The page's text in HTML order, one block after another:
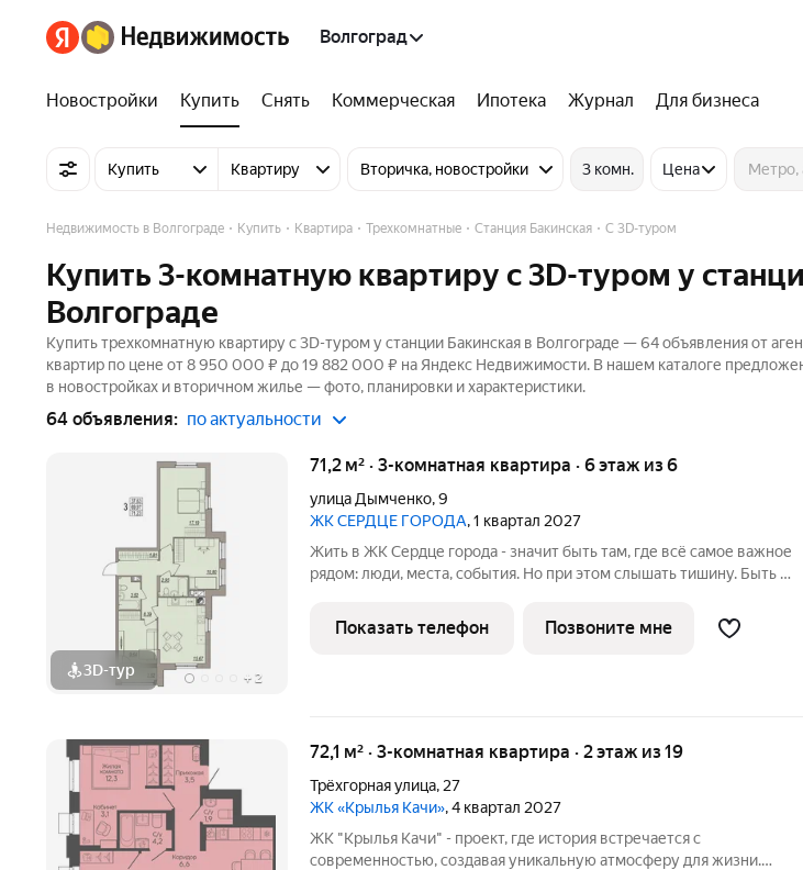
Волгоград
Новостройки Купить Снять Коммерческая Ипотека Журнал Для бизнеса
Купить Квартиру Вторичка, новостройки 3 комн. Цена
Недвижимость в Волгограде Купить Квартира Трехкомнатные Станция Бакинская C 3D-туром
Купить 3-комнатную квартиру c 3D-туром у
Волгограде
Купить трехкомнатную квартиру c 3D-туром у станции Бакинская в Волгограде — 64 объявления от
квартир по цене от 8 950 000 ₽ до 19 882 000 ₽ на Яндекс Недвижимости. В нашем каталоге
в новостройках и вторичном жилье — фото, планировки и характеристики.
64 объявления: по актуальности
3D-тур + 2
71,2 м² · 3-комнатная квартира · 6 этаж из 6
улица Дымченко,9
ЖК СЕРДЦЕ ГОРОДА, 1 квартал 2027
Жить в ЖК Сердце города - значит быть там, где всё самое важное
рядом: люди, места, события. Но при этом слышать тишину. Быть в
в Центральном районе, где сосредоточена вся городская
Показать телефон Позвоните мне
72,1 м² · 3-комнатная квартира · 2 этаж из 19
Трёхгорная улица, 27
ЖК «Крылья Качи», 4 квартал 2027
ЖК "Крылья Качи" - проект, где история встречается с
современностью, создавая уникальную атмосферу для жизни.